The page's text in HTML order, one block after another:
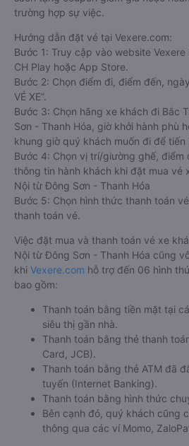
trường hợp sự việc.
Hướng dẫn đặt vé tại Vexere.com:
Bước 1: Truy cập vào website
CH Play hoặc App Store.
Bước 2: Chọn điểm đi, điểm đến,
VÉ XE”.
Bước 3: Chọn hãng xe khách đi Bắc
Sơn - Thanh Hóa, giờ khởi hành phù
khung giờ quý khách muốn đi để tiến
Bước 4: Chọn vị trí/giường ghế, điểm
thông tin hành khách khi đặt mua vé
Nội từ Đông Sơn - Thanh Hóa
Bước 5: Chọn hình thức thanh toán
thanh toán vé.
Việc đặt mua và thanh toán vé xe
Nội từ Đông Sơn - Thanh Hóa cũng
khi Vexere.com hỗ trợ đến 06 hình
bao gồm:
Thanh toán bằng tiền mặt tại
siêu thị gần nhà.
Thanh toán bằng thẻ thanh
Card, JCB).
Thanh toán bằng thẻ ATM đã
tuyến (Internet Banking).
Thanh toán bằng hình thức
Bên cạnh đó, quý khách cũng
thông qua các ví Momo,